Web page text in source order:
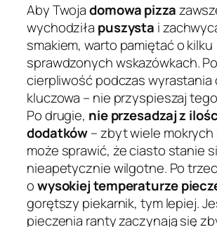
Aby Twojadomowa pizza
wychodziła puszysta i
smakiem, warto pamiętać o kilku
sprawdzonych wskazówkach.
cierpliwość podczas wyrastania
kluczowa – nie przyspieszaj
Po drugie, nie przesadzaj z
dodatków– zbyt wiele mokrych
może sprawić, że ciasto stanie
nieapetycznie wilgotne. Po
owysokiej temperaturze
gorętszy piekarnik, tym lepiej.
pieczenia ranty zaczynają się